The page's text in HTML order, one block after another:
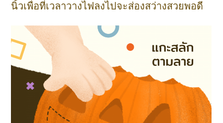
นิ้วเพื่อที่เวลาวางไฟลงไปจะส่องสว่างสวยพอดี